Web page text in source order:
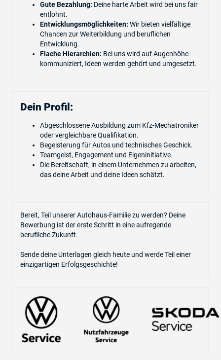
Gute Bezahlung: Deine harte Arbeit wird bei uns fair
entlohnt.
Entwicklungsmöglichkeiten: Wir bieten vielfältige
Chancen zur Weiterbildung und beruflichen
Entwicklung.
Flache Hierarchien: Bei uns wird auf Augenhöhe
kommuniziert, Ideen werden gehört und umgesetzt.
Dein Profil:
Abgeschlossene Ausbildung zum Kfz-Mechatroniker
oder vergleichbare Qualifikation.
Begeisterung für Autos und technisches Geschick.
Teamgeist, Engagement und Eigeninitiative.
Die Bereitschaft, in einem Unternehmen zu arbeiten,
das deine Arbeit und deine Ideen schätzt.
Bereit, Teil unserer Autohaus-Familie zu werden? Deine
Bewerbung ist der erste Schritt in eine aufregende
berufliche Zukunft.
Sende deine Unterlagen gleich heute und werde Teil einer
einzigartigen Erfolgsgeschichte!